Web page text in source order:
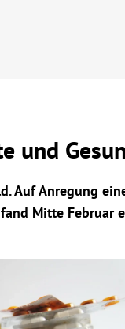
und
Auf Anregung
Mitte Februar